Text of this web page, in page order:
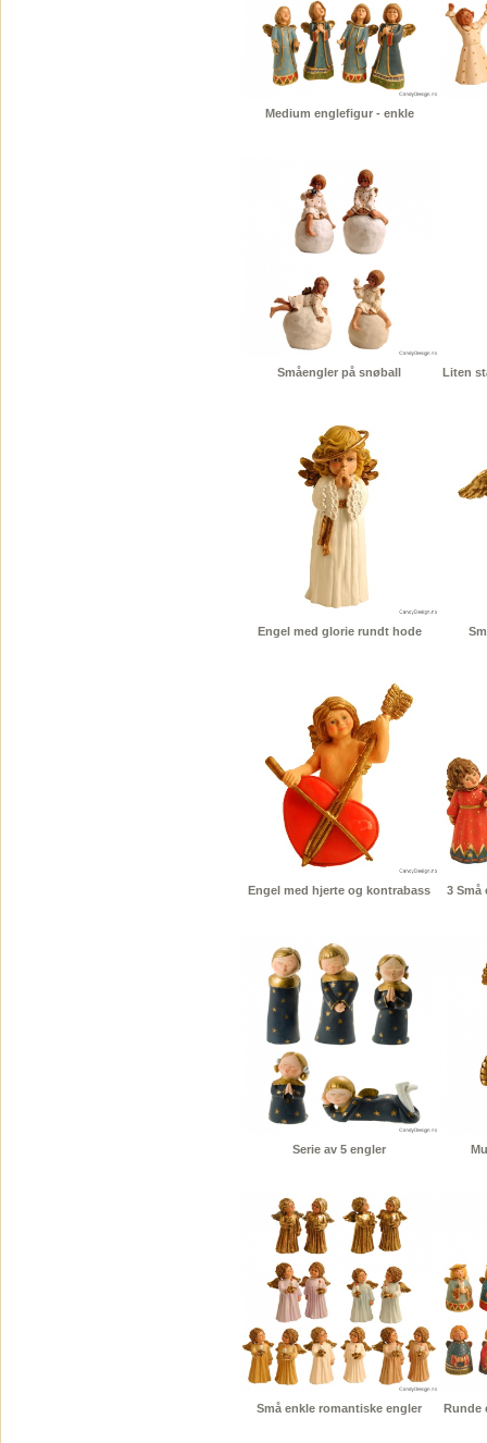
Medium englefigur - enkle
Småengler på snøball Liten
Engel med glorie rundt hode
Engel med hjerte og kontrabass 3 Små
Serie av 5 engler
Små enkle romantiske engler Runde